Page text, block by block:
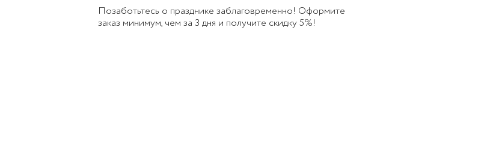
Позаботьтесь о празднике заблаговременно! Оформите
заказ минимум, чем за 3 дня и получите скидку 5%!